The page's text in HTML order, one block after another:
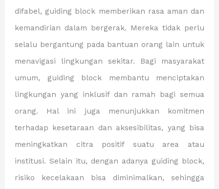
difabel, guiding block memberikan rasa aman dan
kemandirian dalam bergerak. Mereka tidak perlu
selalu bergantung pada bantuan orang lain untuk
menavigasi lingkungan sekitar. Bagi masyarakat
umum, guiding block membantu menciptakan
lingkungan yang inklusif dan ramah bagi semua
orang. Hal ini juga menunjukkan komitmen
terhadap kesetaraan dan aksesibilitas, yang bisa
meningkatkan citra positif suatu area atau
institusi. Selain itu, dengan adanya guiding block,
risiko kecelakaan bisa diminimalkan, sehingga